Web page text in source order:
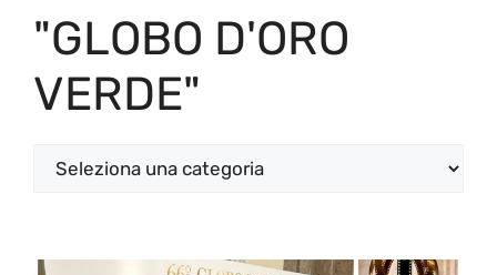
"GLOBO D'ORO
VERDE"
Categorie